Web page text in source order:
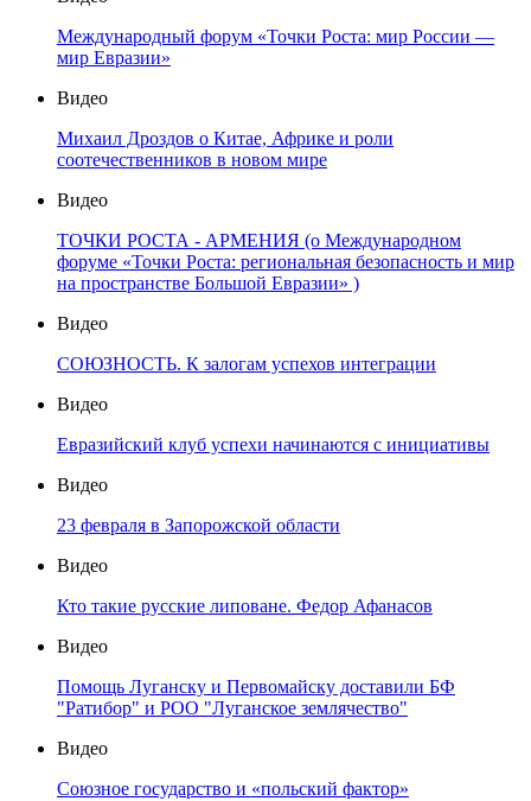
Международный форум «Точки Роста: мир России —
мир Евразии»
Видео
Михаил Дроздов о Китае, Африке и роли
соотечественников в новом мире
Видео
ТОЧКИ РОСТА - АРМЕНИЯ (о Международном
форуме «Точки Роста: региональная безопасность и мир
на пространстве Большой Евразии» )
Видео
СОЮЗНОСТЬ. К залогам успехов интеграции
Видео
Евразийский клуб успехи начинаются с инициативы
Видео
23 февраля в Запорожской области
Видео
Кто такие русские липоване. Федор Афанасов
Видео
Помощь Луганску и Первомайску доставили БФ
"Ратибор" и РОО "Луганское землячество"
Видео
Союзное государство и «польский фактор»